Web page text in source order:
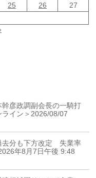
25 26
27
彦政調副会長の一騎打
イン＞2026/08/07
去分も下方改定 失業率
年8月7日午後 9:48